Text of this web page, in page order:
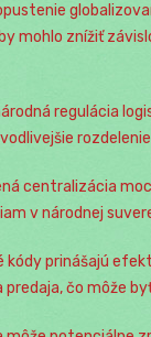
mohlo znížiť
regulácia
centralizácia
v národnej
kódy prinášajú
čo môže